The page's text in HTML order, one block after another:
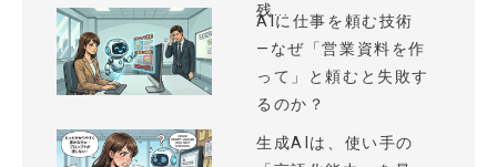
残...
AIに仕事を頼む技術
—なぜ「営業資料を作
って」と頼むと失敗す
るのか？
生成AIは、使い手の